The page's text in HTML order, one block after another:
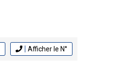
Afficher le N°